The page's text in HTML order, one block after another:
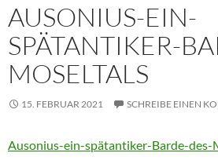
AUSONIUS-EIN-
SPÄTANTIKER-
MOSELTALS
15. FEBRUAR 2021 SCHREIBE EINEN
Ausonius-ein-spätantiker-Barde-des-